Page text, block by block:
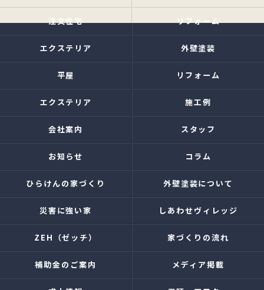
注文住宅 リフォーム
エクステリア 外壁塗装
平屋 リフォーム
エクステリア 施工例
会社案内 スタッフ
お知らせ コラム
ひらけんの家づくり 外壁塗装について
災害に強い家 しあわせヴィレッジ
ZEH（ゼッチ） 家づくりの流れ
補助金のご案内 メディア掲載